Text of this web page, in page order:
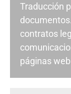
Traducción
contratos
páginas